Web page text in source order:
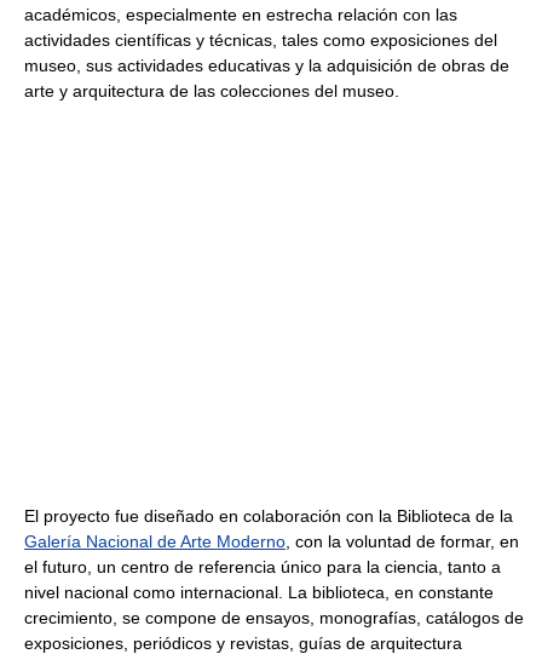
académicos, especialmente en estrecha relación con las
actividades científicas y técnicas, tales como exposiciones del
museo, sus actividades educativas y la adquisición de obras de
arte y arquitectura de las colecciones del museo.
El proyecto fue diseñado en colaboración con la Biblioteca de la
Galería Nacional de Arte Moderno , con la voluntad de formar, en
el futuro, un centro de referencia único para la ciencia, tanto a
nivel nacional como internacional. La biblioteca, en constante
crecimiento, se compone de ensayos, monografías, catálogos de
exposiciones, periódicos y revistas, guías de arquitectura